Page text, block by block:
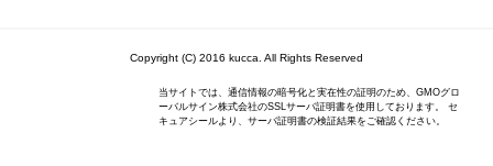
Copyright (C) 2016 kucca. All Rights Reserved
当サイトでは、通信情報の暗号化と実在性の証明のため、GMOグロ
ーバルサイン株式会社のSSLサーバ証明書を使用しております。 セ
キュアシールより、サーバ証明書の検証結果をご確認ください。